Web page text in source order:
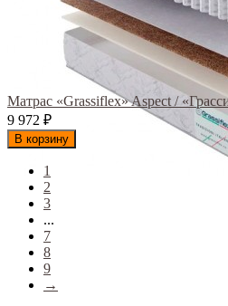
Матрас «Grassiflex» Aspect /
9 972 ₽
В корзину
1
2
3
...
7
8
9
→